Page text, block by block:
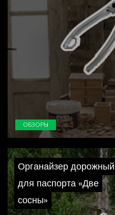
ОБЗОРЫ
Органайзер дорожный
для паспорта «Две
сосны»